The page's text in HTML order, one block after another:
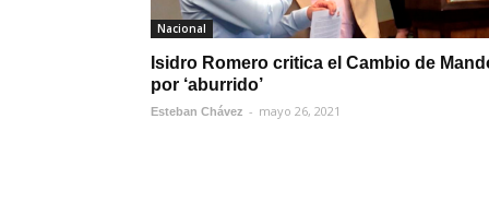
Nacional
Isidro Romero critica el Cambio de
por ‘aburrido’
Esteban Chávez - mayo 26, 2021